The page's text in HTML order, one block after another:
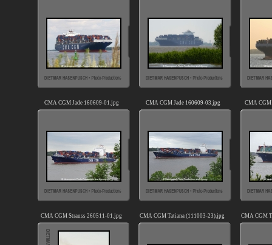
CMA CGM Jade 160609-01.jpg CMA CGM Jade 160609-03.jpg CMA CGM
CMA CGM Strauss 260511-01.jpg CMA CGM Tatiana (111003-23).jpg CMA CGM